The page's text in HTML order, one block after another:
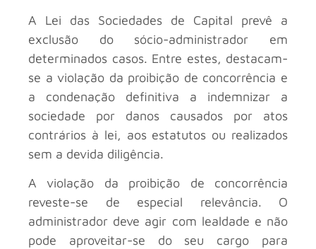
A Lei das Sociedades de Capital prevê a
exclusão do sócio-administrador em
determinados casos. Entre estes, destacam-
se a violação da proibição de concorrência e
a condenação definitiva a indemnizar a
sociedade por danos causados por atos
contrários à lei, aos estatutos ou realizados
sem a devida diligência.
A violação da proibição de concorrência
reveste-se de especial relevância. O
administrador deve agir com lealdade e não
pode aproveitar-se do seu cargo para